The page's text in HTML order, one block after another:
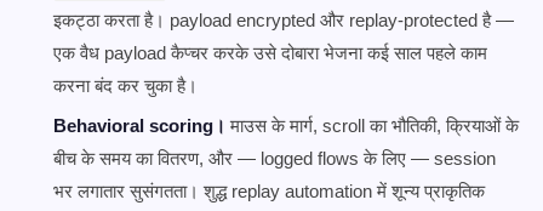
इकट्ठा करता है। payload encrypted और replay-protected है —
एक वैध payload कैप्चर करके उसे दोबारा भेजना कई साल पहले काम
करना बंद कर चुका है।
Behavioral scoring। माउस के मार्ग, scroll का भौतिकी, क्रियाओं के
बीच के समय का वितरण, और — logged flows के लिए — session
भर लगातार सुसंगतता। शुद्ध replay automation में शून्य प्राकृतिक